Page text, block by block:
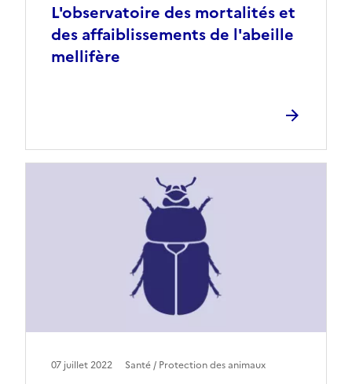
L'observatoire des mortalités et
des affaiblissements de l'abeille
mellifère
07 juillet 2022 Santé / Protection des animaux